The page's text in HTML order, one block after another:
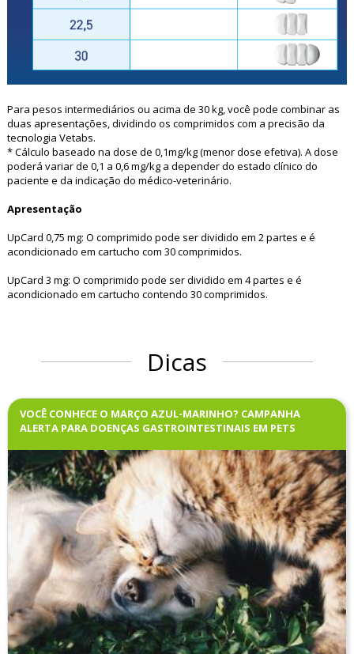
Para pesos intermediários ou acima de 30 kg, você pode combinar as
duas apresentações, dividindo os comprimidos com a precisão da
tecnologia Vetabs.
* Cálculo baseado na dose de 0,1mg/kg (menor dose efetiva). A dose
poderá variar de 0,1 a 0,6 mg/kg a depender do estado clínico do
paciente e da indicação do médico-veterinário.
Apresentação
UpCard 0,75 mg: O comprimido pode ser dividido em 2 partes e é
acondicionado em cartucho com 30 comprimidos.
UpCard 3 mg: O comprimido pode ser dividido em 4 partes e é
acondicionado em cartucho contendo 30 comprimidos.
Dicas
VOCÊ CONHECE O MARÇO AZUL-MARINHO? CAMPANHA
ALERTA PARA DOENÇAS GASTROINTESTINAIS EM PETS